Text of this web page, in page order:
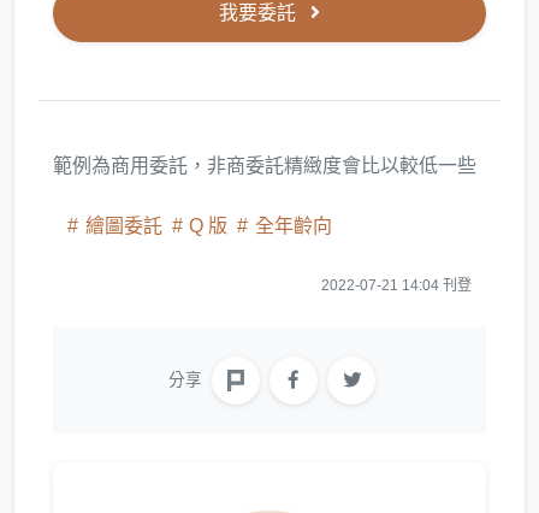
我要委託
範例為商用委託，非商委託精緻度會比以較低一些
繪圖委託 Q 版 全年齡向
2022-07-21 14:04 刊登
分享